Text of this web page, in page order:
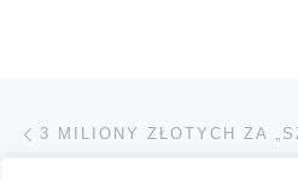
Przeglądanie